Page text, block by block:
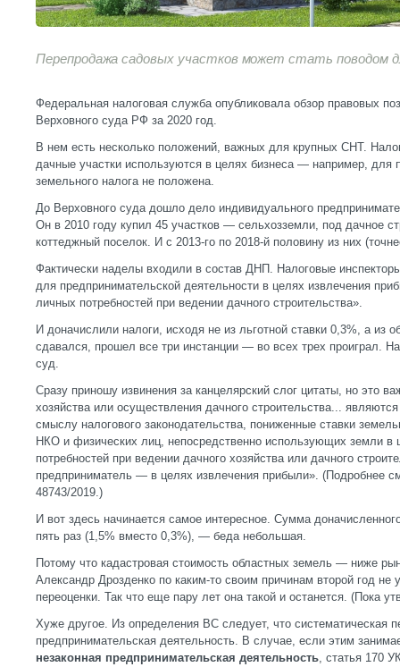
Перепродажа садовых участков может стать поводом
Федеральная налоговая служба опубликовала обзор правовых
Верховного суда РФ за 2020 год.
В нем есть несколько положений, важных для крупных СНТ.
дачные участки используются в целях бизнеса — например, для
земельного налога не положена.
До Верховного суда дошло дело индивидуального
Он в 2010 году купил 45 участков — сельхозземли, под дачное
коттеджный поселок. И с 2013-го по 2018-й половину из них
Фактически наделы входили в состав ДНП. Налоговые
для предпринимательской деятельности в целях извлечения
личных потребностей при ведении дачного строительства».
И доначислили налоги, исходя не из льготной ставки 0,3%, а из
сдавался, прошел все три инстанции — во всех трех проиграл.
суд.
Сразу приношу извинения за канцелярский слог цитаты, но это
хозяйства или осуществления дачного строительства...
смыслу налогового законодательства, пониженные ставки
НКО и физических лиц, непосредственно использующих земли в
потребностей при ведении дачного хозяйства или дачного
предприниматель — в целях извлечения прибыли». (Подробнее
48743/2019.)
И вот здесь начинается самое интересное. Сумма
пять раз (1,5% вместо 0,3%), — беда небольшая.
Потому что кадастровая стоимость областных земель — ниже
Александр Дрозденко по каким-то своим причинам второй год не
переоценки. Так что еще пару лет она такой и останется. (Пока
Хуже другое. Из определения ВС следует, что систематическая
предпринимательская деятельность. В случае, если этим
незаконная предпринимательская деятельность, статья 170